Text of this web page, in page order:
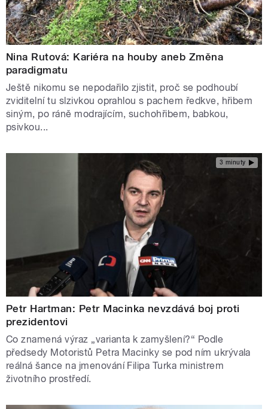
Nina Rutová: Kariéra na houby aneb Změna
paradigmatu
Ještě nikomu se nepodařilo zjistit, proč se podhoubí
zviditelní tu slzivkou oprahlou s pachem ředkve, hřibem
siným, po ráně modrajícím, suchohřibem, babkou,
psivkou...
3 minuty
Petr Hartman: Petr Macinka nevzdává boj proti
prezidentovi
Co znamená výraz „varianta k zamyšlení?“ Podle
předsedy Motoristů Petra Macinky se pod ním ukrývala
reálná šance na jmenování Filipa Turka ministrem
životního prostředí.